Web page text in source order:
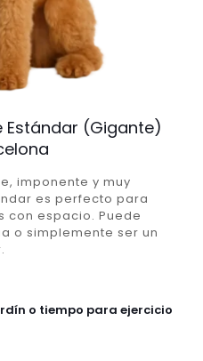
Estándar (Gigante)
imponente y muy
es perfecto para
con espacio. Puede
o simplemente ser un
o tiempo para ejercicio